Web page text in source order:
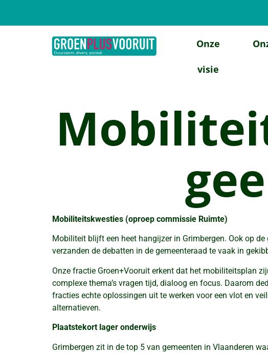
Onze
visie
Mobiliteitskwesties (oproep commissie Ruimte)
Mobiliteit blijft een heet hangijzer in Grimbergen. Ook op
verzanden de debatten in de gemeenteraad te vaak in
Onze fractie Groen+Vooruit erkent dat het mobiliteitsplan
complexe thema’s vragen tijd, dialoog en focus. Daarom
fracties echte oplossingen uit te werken voor een vlot en
alternatieven.
Plaatstekort lager onderwijs
Grimbergen zit in de top 5 van gemeenten in Vlaanderen